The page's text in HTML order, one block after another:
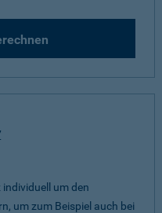
um den
um zum Beispiel auch bei